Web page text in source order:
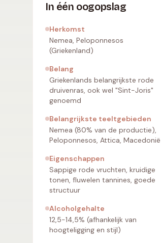
In één oogopslag
Herkomst
Nemea, Peloponnesos
(Griekenland)
Belang
Griekenlands belangrijkste rode
druivenras, ook wel "Sint-Joris"
genoemd
Belangrijkste teeltgebieden
Nemea (80% van de productie),
Peloponnesos, Attica, Macedonië
Eigenschappen
Sappige rode vruchten, kruidige
tonen, fluwelen tannines, goede
structuur
Alcoholgehalte
12,5-14,5% (afhankelijk van
hoogteligging en stijl)